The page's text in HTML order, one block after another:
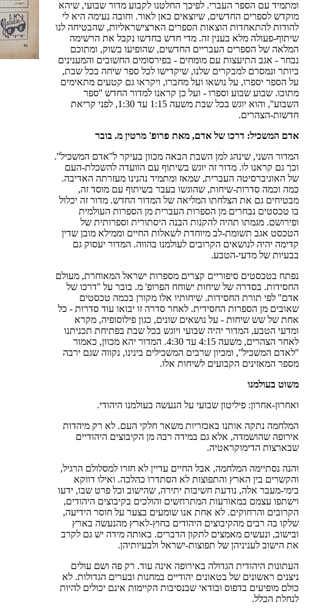
ומתמיד עם הספר העברי. לפיכך החלטנו לקבוע מדור שבועי, שיהא
מוקדש לספרים החדשים, שיוצאים כאן לאור. וחובה נעימה היא לי
להודות להתאחדות הוצאות הספרים הארצישראליות, שהבטיחה לנו
שיתוף-פעולה מלא בענין זה. מדי חדש בחדשו נקבל את הרשימה
המלאה של הספרים העבריים החדשים, שהופיעו בשוק, ומתוכם
נבחר - אגב התיעצות עם מומחים - בפירסומים החשובים והמענינים
ביותר ונמסרם למבקרים שלנו, שיקדישו לכל ספר שיחה בכל שבת,
על הספר יספרו, על נושאו ועל מחברו, ויקראו גם קטעים מתאימים
מתוכו. שבוע שבוע וספרו - ועל כן קראנו למדור החדש ''ספר
השבוע'', והוא יוגש בכל שבת משעה 1:15 עד 1:30, לפני קריאת
חדשות-הצהרים.
אדם המשכיל: דרכו של אדם, מאת פרופ' מרטין מ. בובר
המדור השני, שינהג למן השבת הבאה מכוון בעיקר ל''אדם המשכיל''.
וכך גם קראנו לו. מדור זה יוגש בשיתוף עם הוועדה להשכלת-העם
של האוניברסיטה העברית, שמאז ומתמיד נהנינו מעזרתה האדיבה.
כמה וכמה סדרות-שיחות, שהוגשו בעבר בשיתוף עם מוסד זה,
מבטיחים גם את הצלחתו המליאה של המדור החדש. מדור זה יכלול
בו טכסטים נבחרים מן הספרות העברית מן הספרות העולמית
ופירושם. מגמתו תהיה להקנות הבנה היסתורית וספרותית של
הטכסט אגב תשומת-לב מיוחדת לשאלות החיים וממילא מובן שדין
קדימה יהיה לנושאים הקרובים לעולמנו בהווה. המדור יעסוק גם
בבעיות של מדעי-הטבע.
נפתח בטכסטים סיפוריים קצרים מספרות ישראל המאוחרת, מעולם
החסידות. בסדרה של שיחות ישוחח הפרופ' מ. בובר על ''דרכו של
אדם'' לפי תורת החסידות. שיחותיו אלו מקורן בכמה טכסטים
שאובים מן הספרות החסידית. לאחר סדרה זו יבואו עוד סדרות - כל
אחת של שש שיחות - על נושאים שונים, כגון פילוסופיה, מקרא
ומדעי הטבע, המדור יהיה שבועי ויוגש בכל שבת בפתיחת תכניתנו
לאחר הצהרים, משעה 4:15 עד 4:30. המדור יהא מכוון, כאמור
''לאדם המשכיל'', ומכיון שרבים המשכילים בינינו, נקווה שגם ירבה
מספר המאזינים הקבועים לשיחות אלו.
משוט בעולמנו
ואחרון-אחרון: פיליטון שבועי על הנעשה בעולמנו היהודי.
המלחמה נתקה אותנו באכזריות משאר חלקי העם. לא רק מיהדות
אירופה שהושמדה, אלא גם במידה רבה מן הקיבוצים היהודיים
שבארצות הדימוקראטיה.
והנה נסתיימה המלחמה, אבל החיים עדיין לא חזרו למסלולם הרגיל,
והקשרים בין הארץ והתפוצות לא הסתדרו כהלכה. ואילו דווקא
בימי-מעבר אלה, נודעת חשיבות יתירה, שהישוב וכל פרט שבו, ידעו
וישתפו עצמם במאורעות המתרחשים והולכים בקיבוצים היהודים,
הקרובים והרחוקים. לא אחת אנו שומעים בצער על חוסר הידיעה,
שלקו בה רבים מהקיבוצים היהודים בחוץ-לארץ מהנעשה בארץ
ובישוב, ונעשים מאמצים לתקון הדברים. באותה מידה יש גם לקרב
את הישוב לעניניהן של תפוצות-ישראל ולבעיותיהן.
העתונות היהודית הגדולה באירופה אינה עוד. רק פה ושם עולים
ניצנים ראשונים של בטאונים יהודיים במחנות ובערים הגדולות. לא
כולם מופיעים בדפוס ובודאי שבנסיבות הקיימות אינם יכולים להיות
לנחלת הכלל.